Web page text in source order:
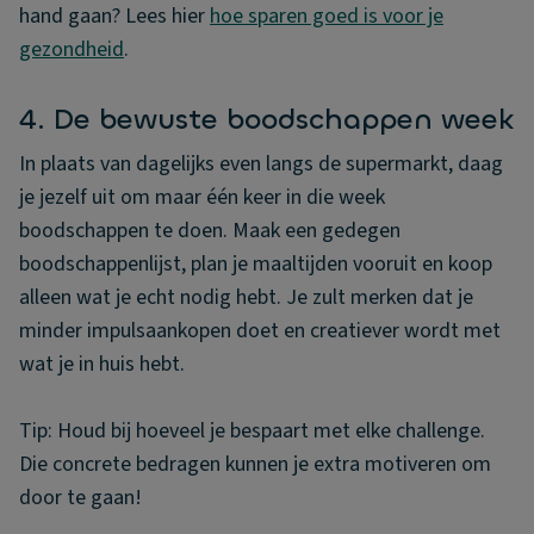
hand gaan? Lees hierhoe sparen goed is voor je
gezondheid.
4. De bewuste boodschappen week
In plaats van dagelijks even langs de supermarkt, daag
je jezelf uit om maar één keer in die week
boodschappen te doen. Maak een gedegen
boodschappenlijst, plan je maaltijden vooruit en koop
alleen wat je echt nodig hebt. Je zult merken dat je
minder impulsaankopen doet en creatiever wordt met
wat je in huis hebt.
Tip: Houd bij hoeveel je bespaart met elke challenge.
Die concrete bedragen kunnen je extra motiveren om
door te gaan!